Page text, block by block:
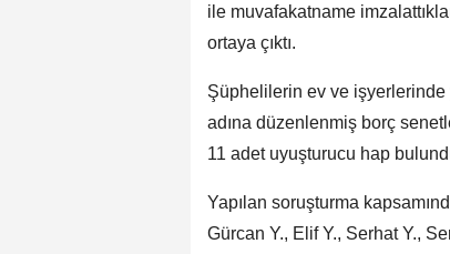
ile muvafakatname
ortaya çıktı.
Şüphelilerin ev ve işyerlerinde
adına düzenlenmiş borç
11 adet uyuşturucu hap
Yapılan soruşturma
Gürcan Y., Elif Y., Serhat Y.,